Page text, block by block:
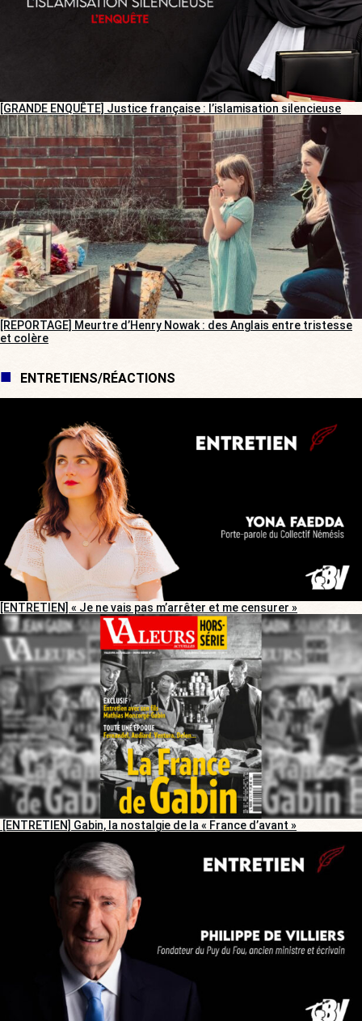
[GRANDE ENQUÊTE] Justice française : l’islamisation silencieuse
[REPORTAGE] Meurtre d’Henry Nowak : des Anglais entre tristesse
et colère
ENTRETIENS/RÉACTIONS
[ENTRETIEN] « Je ne vais pas m’arrêter et me censurer »
[ENTRETIEN] Gabin, la nostalgie de la « France d’avant »